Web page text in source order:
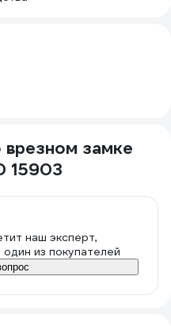
замке
15903
наш эксперт,
из покупателей